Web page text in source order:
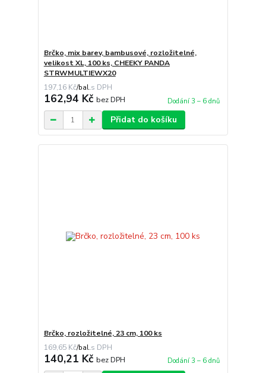
Brčko, mix barev, bambusové, rozložitelné,
velikost XL, 100 ks, CHEEKY PANDA
STRWMULTIEWX20
197,16 Kč/bal.
162,94 Kč bez DPH Dodání 3 – 6 dnů
Přidat do košíku
Brčko, rozložitelné, 23 cm, 100 ks
169,65 Kč/bal.
140,21 Kč bez DPH Dodání 3 – 6 dnů